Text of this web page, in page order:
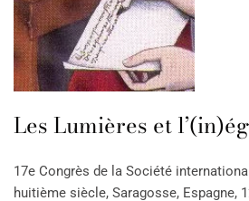
Les Lumières et
17e Congrès de la Société
huitième siècle, Saragosse, Espagne,